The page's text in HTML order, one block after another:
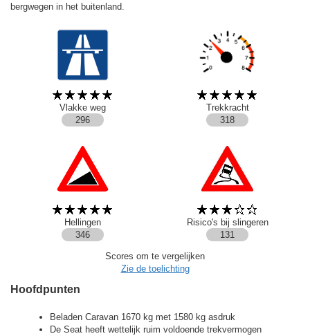
bergwegen in het buitenland.
Vlakke weg
Trekkracht
296
318
Hellingen
Risico's bij slingeren
346
131
Scores om te vergelijken
Zie de toelichting
Hoofdpunten
Beladen Caravan 1670 kg met 1580 kg asdruk
De Seat heeft wettelijk ruim voldoende trekvermogen